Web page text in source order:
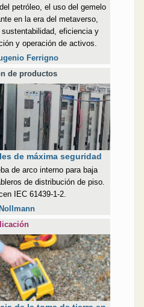
petróleo, el uso del gemelo
en la era del metaverso,
eficiencia y
y operación de activos.
Ferrigno
de productos
de máxima seguridad
de arco interno para baja
de distribución de piso.
IEC 61439-1-2.